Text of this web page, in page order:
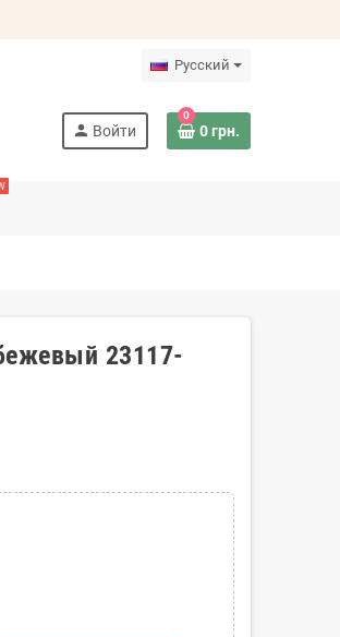
Русский
person Войти
0
0 грн.
23117-